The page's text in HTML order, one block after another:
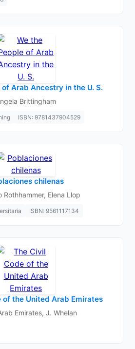
of Arab Ancestry in the U. S.
Brittingham
ISBN: 9781437904529
chilenas
Rothhammer, Elena Llop
ISBN: 9561117134
of the United Arab Emirates
Emirates, J. Whelan